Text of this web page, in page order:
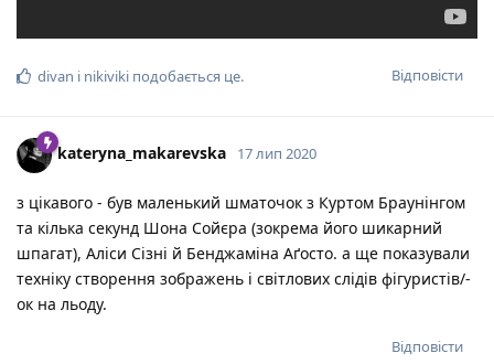
Відповісти
divan і nikiviki подобається це.
kateryna_makarevska 17 лип 2020
з цікавого - був маленький шматочок з Куртом Браунінгом
та кілька секунд Шона Сойєра (зокрема його шикарний
шпагат), Аліси Сізні й Бенджаміна Аґосто. а ще показували
техніку створення зображень і світлових слідів фігуристів/-
ок на льоду.
Відповісти